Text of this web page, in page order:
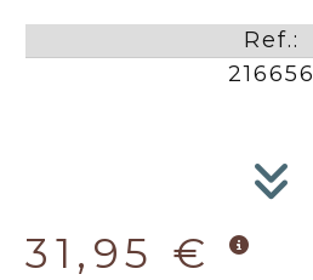
Ref.:
216656
31,95 €